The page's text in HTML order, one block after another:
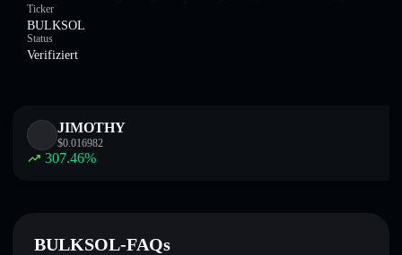
Ticker
BULKSOL
Status
Verifiziert
JIMOTHY
$0.016982
307.46%
BULKSOL-FAQs